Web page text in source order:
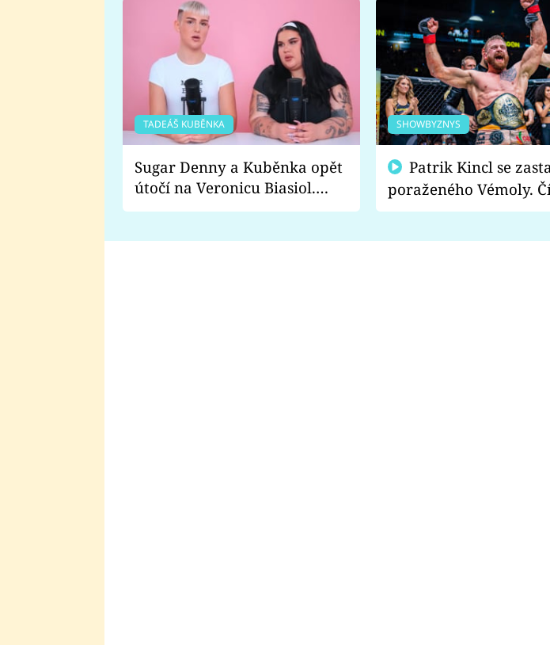
TADEÁŠ KUBĚNKA
Sugar Denny a Kuběnka opět
útočí na Veronicu Biasiol.
Proč je podle nich falešná a
SHOWBYZNYS
poraženého Vémoly.
fanoušci naštvali?